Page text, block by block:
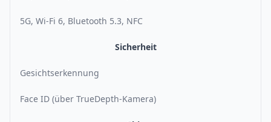
5G, Wi-Fi 6, Bluetooth 5.3, NFC
Sicherheit
Gesichtserkennung
Face ID (über TrueDepth-Kamera)